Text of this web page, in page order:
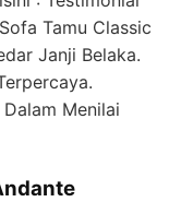
Tamu Classic
Janji Belaka.
Menilai